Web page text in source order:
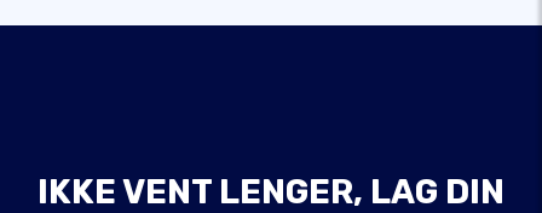
IKKE VENT LENGER, LAG DIN